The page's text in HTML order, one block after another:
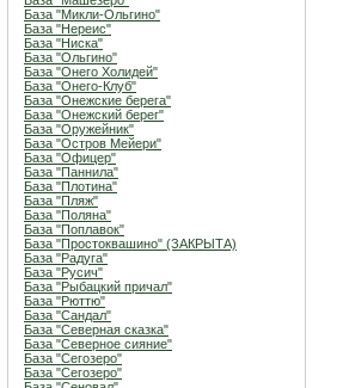
База "Микли-Ольгино"
База "Нереис"
База "Ниска"
База "Ольгино"
База "Онего Холидей"
База "Онего-Клуб"
База "Онежские берега"
База "Онежский берег"
База "Оружейник"
База "Остров Мейери"
База "Офицер"
База "Паннила"
База "Плотина"
База "Пляж"
База "Поляна"
База "Поплавок"
База "Простоквашино" (ЗАКРЫТА)
База "Радуга"
База "Русич"
База "Рыбацкий причал"
База "Рюттю"
База "Сандал"
База "Северная сказка"
База "Северное сияние"
База "Сегозеро"
База "Сегозеро"